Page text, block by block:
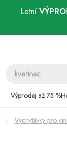
Letní
Výprodej až 75 %
Bazénová
Zahrada
Dílna a
Vychytávky pro